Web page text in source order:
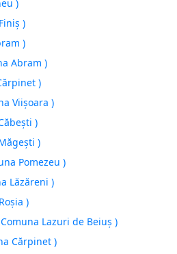
)
)
)
Abram )
)
Viişoara )
)
)
Pomezeu )
Lăzăreni )
)
Lazuri de Beiuş )
Cărpinet )